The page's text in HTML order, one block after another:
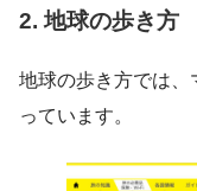
2. 地球の歩き方
地球の歩き方では、
っています。